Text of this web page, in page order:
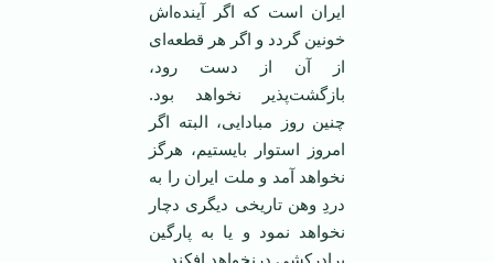
ایران است که اگر آینده‌اش
خونین گردد و اگر هر قطعه‌ای
از آن از دست رود،
بازگشت‌پذیر نخواهد بود.
چنین روز مبادایی، البته اگر
امروز استوار بایستیم، هرگز
نخواهد آمد و ملت ایران را به
دردِ وهن تاریخی دیگری دچار
نخواهد نمود و یا به پارگین
برادرکشی درنخواهد افکند.